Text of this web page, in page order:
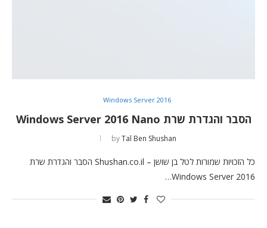
Windows Server 2016
הסבר והגדרת שרת Windows Server 2016 Nano
byTal Ben Shushan
כל הזכויות שמורות לטל בן שושן – Shushan.co.il הסבר והגדרת שרת
Windows Server 2016…